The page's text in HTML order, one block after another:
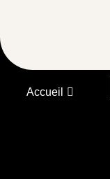
Accueil